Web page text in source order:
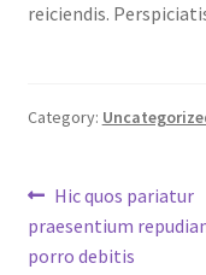
reiciendis.
Category:
Post
navigation
Previous
post:
Hic quos pariatur
praesentium
porro debitis